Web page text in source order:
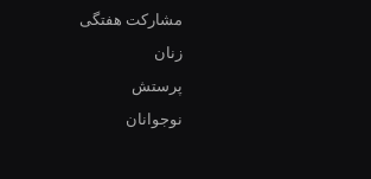
مشارکت هفتگی
زنان
پرستش
نوجوانان